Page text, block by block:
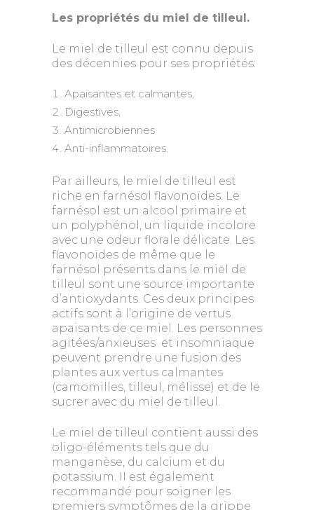
Les propriétés du miel de tilleul.
Le miel de tilleul est connu depuis
des décennies pour ses propriétés:
Apaisantes et calmantes,
Digestives,
Antimicrobiennes
Anti-inflammatoires.
Par ailleurs, le miel de tilleul est
riche en farnésol flavonoïdes. Le
farnésol est un alcool primaire et
un polyphénol, un liquide incolore
avec une odeur florale délicate. Les
flavonoïdes de même que le
farnésol présents dans le miel de
tilleul sont une source importante
d’antioxydants. Ces deux principes
actifs sont à l’origine de vertus
apaisants de ce miel. Les personnes
agitées/anxieuses et insomniaque
peuvent prendre une fusion des
plantes aux vertus calmantes
(camomilles, tilleul, mélisse) et de le
sucrer avec du miel de tilleul.
Le miel de tilleul contient aussi des
oligo-éléments tels que du
manganèse, du calcium et du
potassium. Il est également
recommandé pour soigner les
premiers symptômes de la grippe